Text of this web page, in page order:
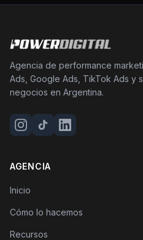
Agencia de performance
Ads, Google Ads, TikTok Ads y
negocios en Argentina.
AGENCIA
Inicio
Cómo lo hacemos
Recursos